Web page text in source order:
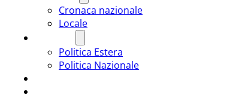
Cronaca nazionale
Locale
Politica Estera
Politica Nazionale